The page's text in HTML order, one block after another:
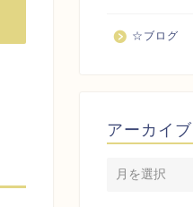
☆ブログ
アーカイブ